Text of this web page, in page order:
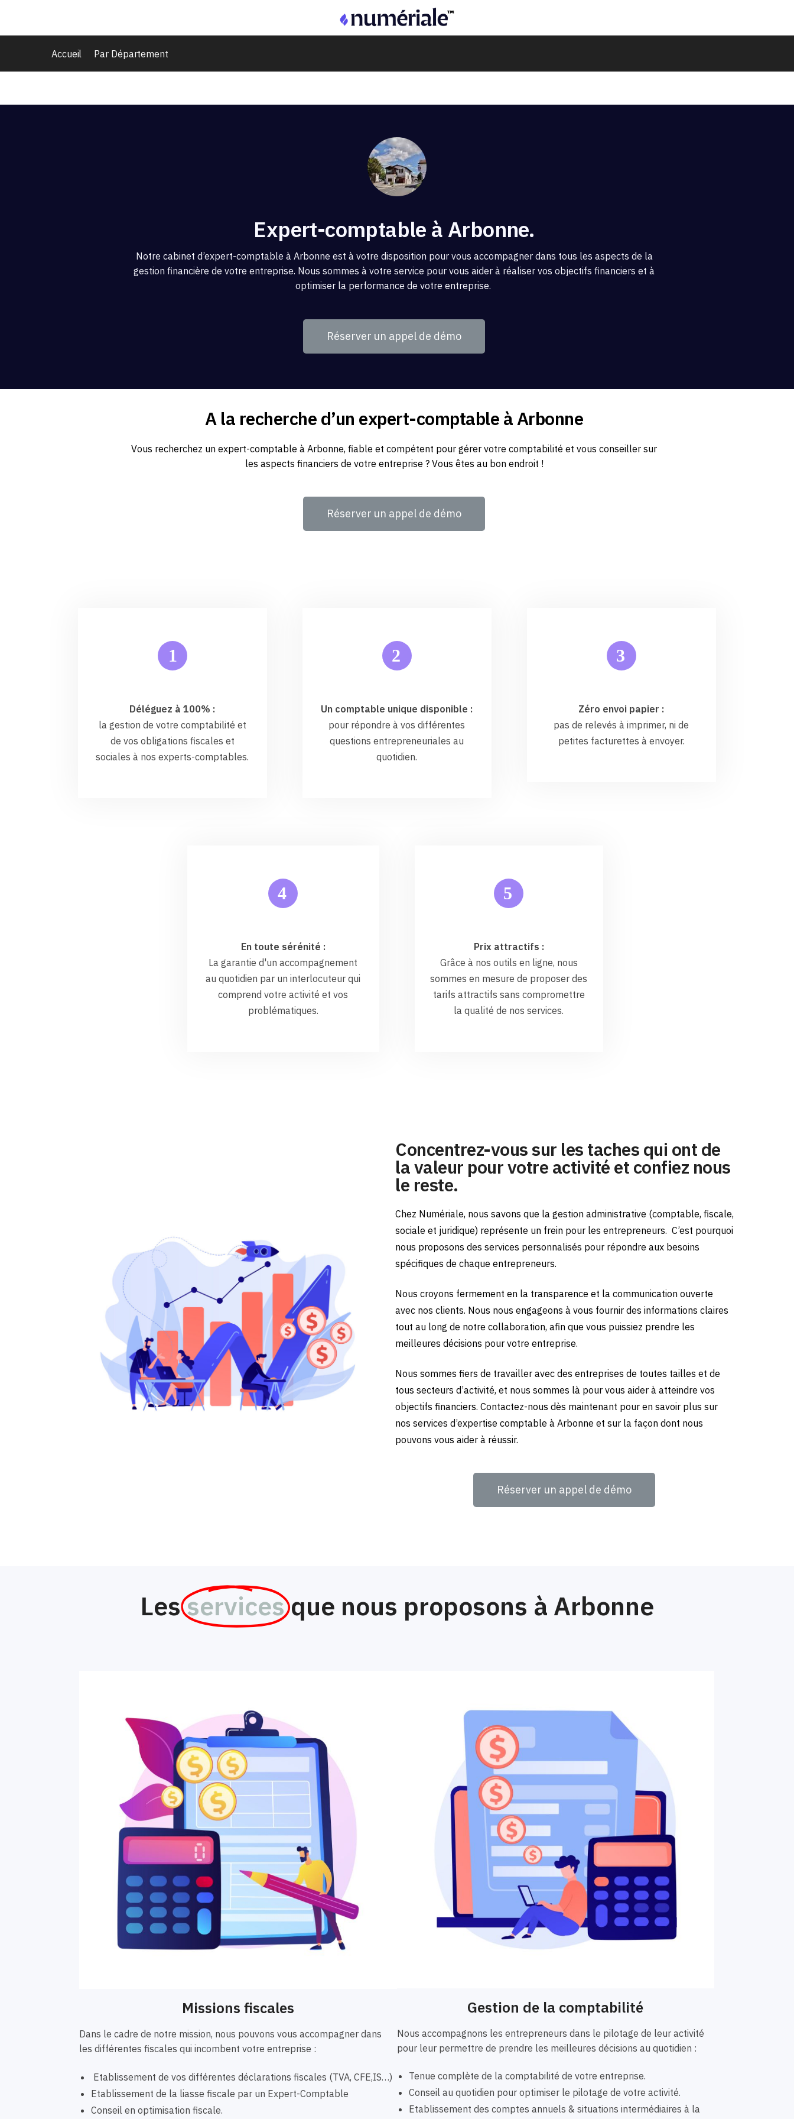
Accueil Par Département
Expert-comptable à Arbonne.
Notre cabinet d’expert-comptable à Arbonne est à votre disposition pour vous accompagner dans tous les aspects de la
gestion financière de votre entreprise. Nous sommes à votre service pour vous aider à réaliser vos objectifs financiers et à
optimiser la performance de votre entreprise.
Réserver un appel de démo
A la recherche d’un expert-comptable à Arbonne
Vous recherchez un expert-comptable à Arbonne, fiable et compétent pour gérer votre comptabilité et vous conseiller sur
les aspects financiers de votre entreprise ? Vous êtes au bon endroit !
Réserver un appel de démo
1
Déléguez à 100% :
la gestion de votre comptabilité et
de vos obligations fiscales et
sociales à nos experts-comptables.
2
Un comptable unique disponible :
pour répondre à vos différentes
questions entrepreneuriales au
quotidien.
3
Zéro envoi papier :
pas de relevés à imprimer, ni de
petites facturettes à envoyer.
4
En toute sérénité :
La garantie d'un accompagnement
au quotidien par un interlocuteur qui
comprend votre activité et vos
problématiques.
5
Prix attractifs :
Grâce à nos outils en ligne, nous
sommes en mesure de proposer des
tarifs attractifs sans compromettre
la qualité de nos services.
Concentrez-vous sur les taches qui ont de
la valeur pour votre activité et confiez nous
le reste.
Chez Numériale, nous savons que la gestion administrative (comptable, fiscale,
sociale et juridique) représente un frein pour les entrepreneurs. C’est pourquoi
nous proposons des services personnalisés pour répondre aux besoins
spécifiques de chaque entrepreneurs.
Nous croyons fermement en la transparence et la communication ouverte
avec nos clients. Nous nous engageons à vous fournir des informations claires
tout au long de notre collaboration, afin que vous puissiez prendre les
meilleures décisions pour votre entreprise.
Nous sommes fiers de travailler avec des entreprises de toutes tailles et de
tous secteurs d’activité, et nous sommes là pour vous aider à atteindre vos
objectifs financiers. Contactez-nous dès maintenant pour en savoir plus sur
nos services d’expertise comptable à Arbonne et sur la façon dont nous
pouvons vous aider à réussir.
Réserver un appel de démo
Lesservices que nous proposons à Arbonne
Missions fiscales
Dans le cadre de notre mission, nous pouvons vous accompagner dans
les différentes fiscales qui incombent votre entreprise :
Etablissement de vos différentes déclarations fiscales (TVA, CFE,IS…)
Etablissement de la liasse fiscale par un Expert-Comptable
Conseil en optimisation fiscale.
Gestion de la comptabilité
Nous accompagnons les entrepreneurs dans le pilotage de leur activité
pour leur permettre de prendre les meilleures décisions au quotidien :
Tenue complète de la comptabilité de votre entreprise.
Conseil au quotidien pour optimiser le pilotage de votre activité.
Etablissement des comptes annuels & situations intermédiaires à la